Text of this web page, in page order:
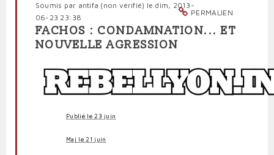
PERMALIEN
Soumis par antifa (non vérifié) le dim, 2013-
06-23 23:38
FACHOS : CONDAMNATION... ET
NOUVELLE AGRESSION
Publié le 23 juin
Maj le 21 juin